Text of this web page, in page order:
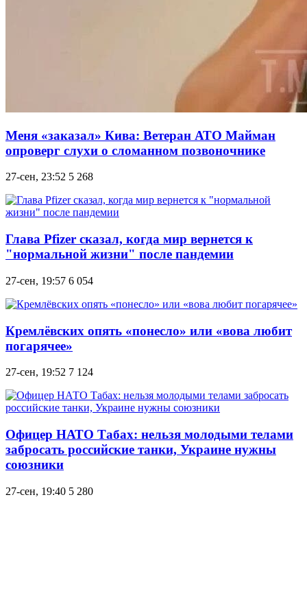
Меня «заказал» Кива: Ветеран АТО Майман
опроверг слухи о сломанном позвоночнике
27-сен, 23:52 5 268
Глава Pfizer сказал, когда мир вернется к
"нормальной жизни" после пандемии
27-сен, 19:57 6 054
Кремлёвских опять «понесло» или «вова любит
погарячее»
27-сен, 19:52 7 124
Офицер НАТО Табах: нельзя молодыми телами
забросать российские танки, Украине нужны
союзники
27-сен, 19:40 5 280